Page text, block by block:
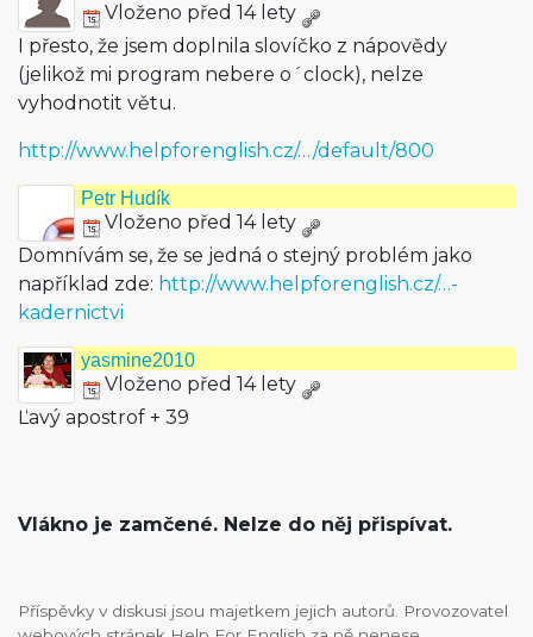
Vloženo před 14 lety
I přesto, že jsem doplnila slovíčko z nápovědy
(jelikož mi program nebere o´clock), nelze
vyhodnotit větu.
http://www.helpforenglish.cz/…/default/800
Petr Hudík
Vloženo před 14 lety
Domnívám se, že se jedná o stejný problém jako
například zde: http://www.helpforenglish.cz/…-
kadernictvi
yasmine2010
Vloženo před 14 lety
Ľavý apostrof + 39
Vlákno je zamčené. Nelze do něj přispívat.
Příspěvky v diskusi jsou majetkem jejich autorů. Provozovatel